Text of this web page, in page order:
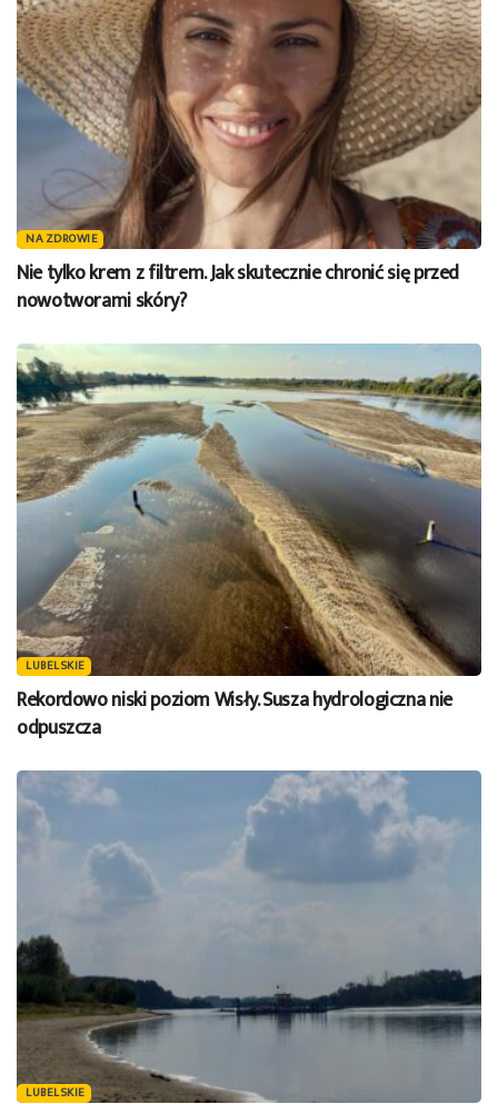
NA ZDROWIE
Nie tylko krem z filtrem. Jak skutecznie chronić się przed
nowotworami skóry?
LUBELSKIE
Rekordowo niski poziom Wisły. Susza hydrologiczna nie
odpuszcza
LUBELSKIE